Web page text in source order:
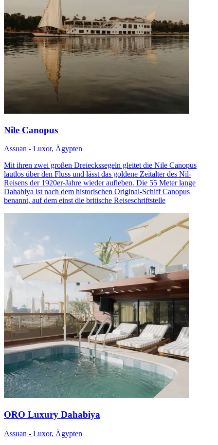
Nile Canopus
Assuan - Luxor, Ägypten
Mit ihren zwei großen Dreieckssegeln gleitet die Nile Canopus
lautlos über den Fluss und lässt das goldene Zeitalter des Nil-
Reisens der 1920er-Jahre wieder aufleben. Die 55 Meter lange
Dahabiya ist nach dem historischen Original-Schiff Canopus
benannt, auf dem einst die britische Reiseschriftstelle
ORO Luxury Dahabiya
Assuan - Luxor, Ägypten